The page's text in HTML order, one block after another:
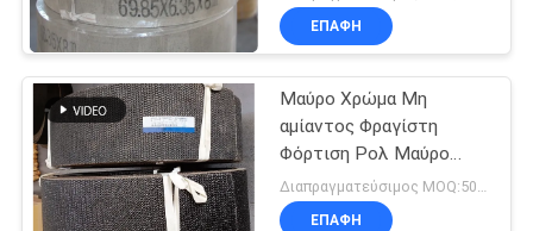
ελεύθερος εύκαμπτος
ΕΠΑΦΉ
Μαύρο Χρώμα Μη
αμίαντος Φραγίστη
Φόρτιση Ρολ Μαύρο
υφασμένο Φραγίστη
Φόρτιση Σκοτεινή
ΕΠΑΦΉ